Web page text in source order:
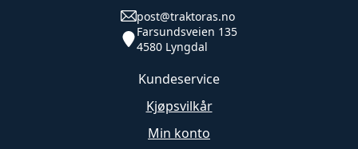
post@traktoras.no
Farsundsveien 135
4580 Lyngdal
Kundeservice
Kjøpsvilkår
Min konto